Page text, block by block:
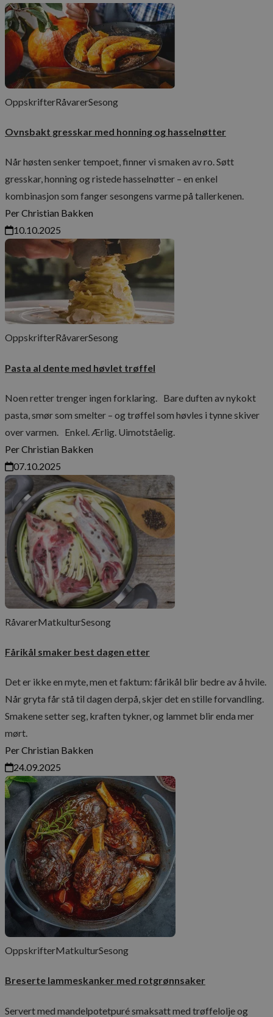
OppskrifterRåvarerSesong
Ovnsbakt gresskar med honning og hasselnøtter
Når høsten senker tempoet, finner vi smaken av ro. Søtt
gresskar, honning og ristede hasselnøtter – en enkel
kombinasjon som fanger sesongens varme på tallerkenen.
Per Christian Bakken
10.10.2025
OppskrifterRåvarerSesong
Pasta al dente med høvlet trøffel
Noen retter trenger ingen forklaring. Bare duften av nykokt
pasta, smør som smelter – og trøffel som høvles i tynne skiver
over varmen. Enkel. Ærlig. Uimotståelig.
Per Christian Bakken
07.10.2025
RåvarerMatkulturSesong
Fårikål smaker best dagen etter
Det er ikke en myte, men et faktum: fårikål blir bedre av å hvile.
Når gryta får stå til dagen derpå, skjer det en stille forvandling.
Smakene setter seg, kraften tykner, og lammet blir enda mer
mørt.
Per Christian Bakken
24.09.2025
OppskrifterMatkulturSesong
Breserte lammeskanker med rotgrønnsaker
Servert med mandelpotetpuré smaksatt med trøffelolje og